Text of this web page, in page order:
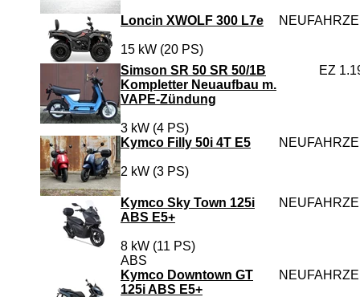
Loncin XWOLF 300 L7e
15 kW (20 PS)
Simson SR 50 SR 50/1B
Kompletter Neuaufbau m.
VAPE-Zündung
3 kW (4 PS)
EZ
Kymco Filly 50i 4T E5
2 kW (3 PS)
Kymco Sky Town 125i
ABS E5+
8 kW (11 PS)
ABS
Kymco Downtown GT
125i ABS E5+